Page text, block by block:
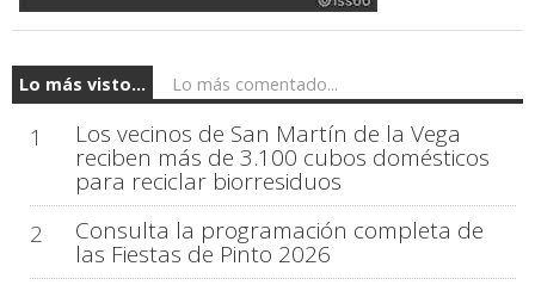
Lo más visto... Lo más comentado...
1 Los vecinos de San Martín de la Vega
reciben más de 3.100 cubos domésticos
para reciclar biorresiduos
2
Consulta la programación completa de
las Fiestas de Pinto 2026